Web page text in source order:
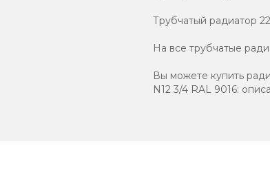
Трубчатый радиатор
На все трубчатые
Вы можете купить
N12 3/4 RAL 9016: